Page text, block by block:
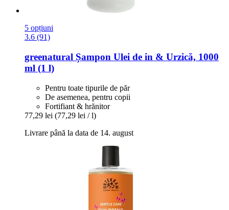
5 opțiuni
3.6 (91)
greenatural Șampon Ulei de in & Urzică, 1000
ml (1 l)
Pentru toate tipurile de păr
De asemenea, pentru copii
Fortifiant & hrănitor
77,29 lei (77,29 lei / l)
Livrare până la data de 14. august